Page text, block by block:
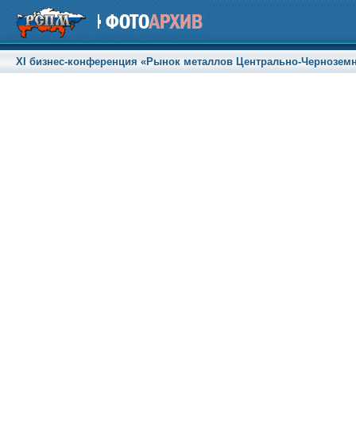
XI бизнес-конференция «Рынок металлов Центрально-